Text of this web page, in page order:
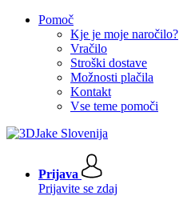
Pomoč
Kje je moje naročilo?
Vračilo
Stroški dostave
Možnosti plačila
Kontakt
Vse teme pomoči
Prijava
Prijavite se zdaj